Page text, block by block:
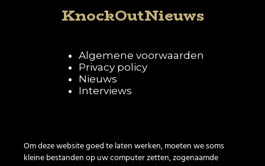
KnockOutNieuws
Algemene voorwaarden
Privacy policy
Nieuws
Interviews
Om deze website goed te laten werken, moeten we soms
kleine bestanden op uw computer zetten, zogenaamde